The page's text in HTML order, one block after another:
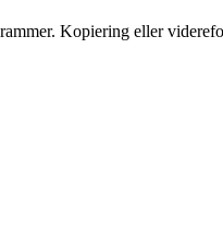
Kopiering eller